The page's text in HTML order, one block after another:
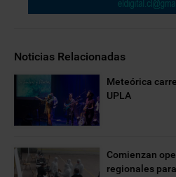
Noticias Relacionadas
Meteórica
UPLA
Comienzan
regionales